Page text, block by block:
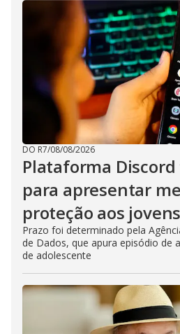
DO R7/08/08/2026
Plataforma
para apresentar
proteção aos jovens
Prazo foi determinado pela
de Dados, que apura episódio de
de adolescente